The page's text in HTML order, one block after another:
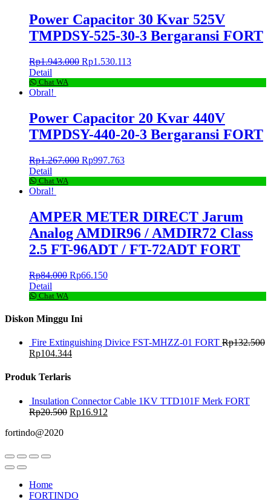
Power Capacitor 30 Kvar 525V
TMPDSY-525-30-3 Bergaransi FORT
Rp1.943.000 Rp1.530.113
Detail
Chat WA
Obral!
Power Capacitor 20 Kvar 440V
TMPDSY-440-20-3 Bergaransi FORT
Rp1.267.000 Rp997.763
Detail
Chat WA
Obral!
AMPER METER DIRECT Jarum
Analog AMDIR96 / AMDIR72 Class
2.5 FT-96ADT / FT-72ADT FORT
Rp84.000 Rp66.150
Detail
Chat WA
Diskon Minggu Ini
Fire Extinguishing Divice FST-MHZZ-01 FORT Rp132.500
Rp104.344
Produk Terlaris
Insulation Connector Cable 1KV TTD101F Merk FORT
Rp20.500 Rp16.912
fortindo@2020
Home
FORTINDO